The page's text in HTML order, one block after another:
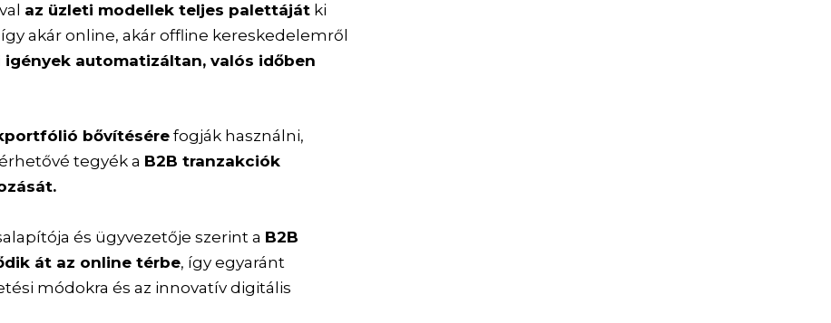
az üzleti modellek teljes palettáját ki
akár online, akár offline kereskedelemről
igények automatizáltan, valós időben
bővítésérefogják használni,
tegyék a B2B tranzakciók
és ügyvezetője szerint a B2B
át az online térbe, így egyaránt
módokra és az innovatív digitális